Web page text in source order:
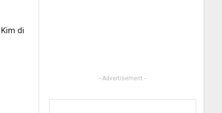
di
- Advertisement -